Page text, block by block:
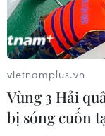
vietnamplus.vn
Vùng 3 Hải
bị sóng cuốn